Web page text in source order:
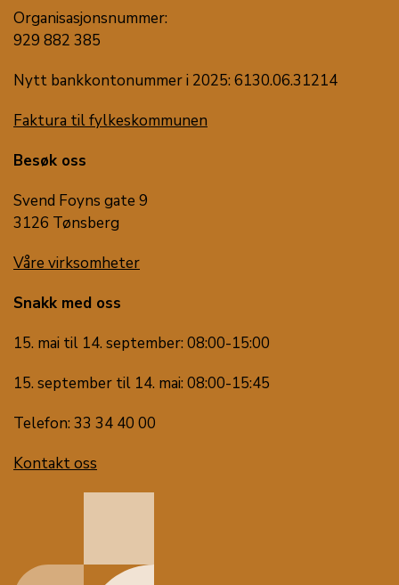
Organisasjonsnummer:
929 882 385
Nytt bankkontonummer i 2025: 6130.06.31214
Faktura til fylkeskommunen
Besøk oss
Svend Foyns gate 9
3126 Tønsberg
Våre virksomheter
Snakk med oss
15. mai til 14. september: 08:00-15:00
15. september til 14. mai: 08:00-15:45
Telefon: 33 34 40 00
Kontakt oss